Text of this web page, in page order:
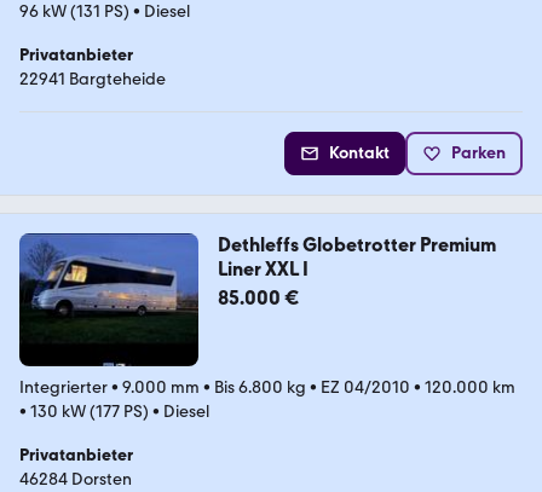
96 kW (131 PS) • Diesel
Privatanbieter
22941 Bargteheide
Kontakt Parken
Dethleffs Globetrotter Premium
Liner XXL I
85.000 €
Integrierter• 9.000 mm • Bis 6.800 kg • EZ 04/2010 • 120.000 km
• 130 kW (177 PS) • Diesel
Privatanbieter
46284 Dorsten